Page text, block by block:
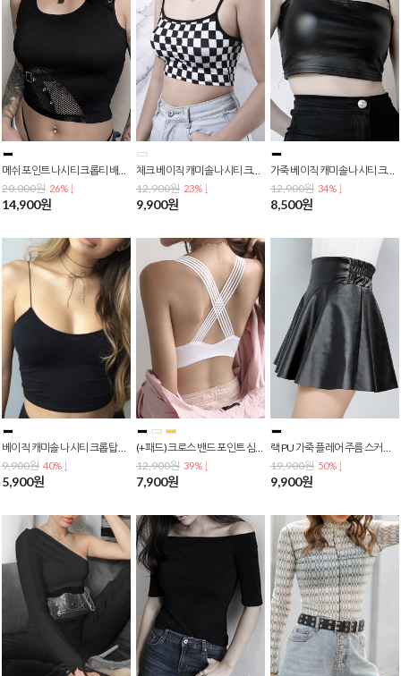
메쉬 포인트 나시티 크롭티 배꼽티 크롭탑 숏티 민소매 T-0104
20,000원 26% ↓
14,900원
체크 베이직 캐미솔 나시티 크롭탑 숏티 T-0102
12,900원 23% ↓
9,900원
가죽 베이직 캐미솔 나시티 크롭탑 숏티 T-0101
12,900원 34% ↓
8,500원
9,900원 40% ↓
5,900원
12,900원 39% ↓
7,900원
19,900원 50% ↓
9,900원